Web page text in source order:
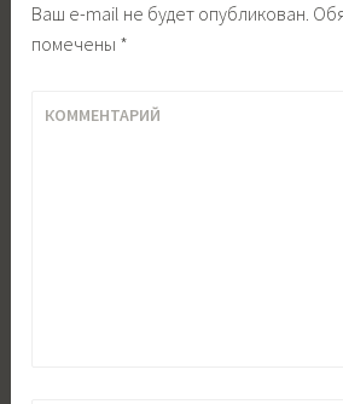
Ваш e-mail не будет опубликован.
помечены *
КОММЕНТАРИЙ